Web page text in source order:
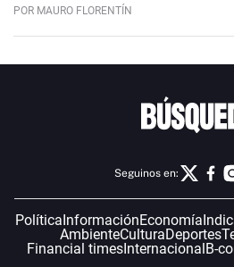
POR MAURO FLORENTÍN
Seguinos en:
PolíticaInformaciónEconomía
AmbienteCulturaDeportes
Financial timesInternacionalB-